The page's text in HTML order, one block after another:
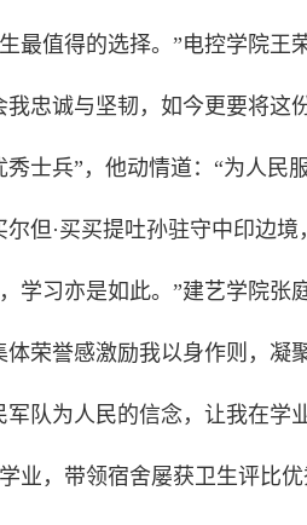
最值得的选择。”电控学院
我忠诚与坚韧，如今更要将
秀士兵”，他动情道：“为人
但·买买提吐孙驻守中印边
学习亦是如此。”建艺学院
体荣誉感激励我以身作则，凝
军队为人民的信念，让我在学
业，带领宿舍屡获卫生评比